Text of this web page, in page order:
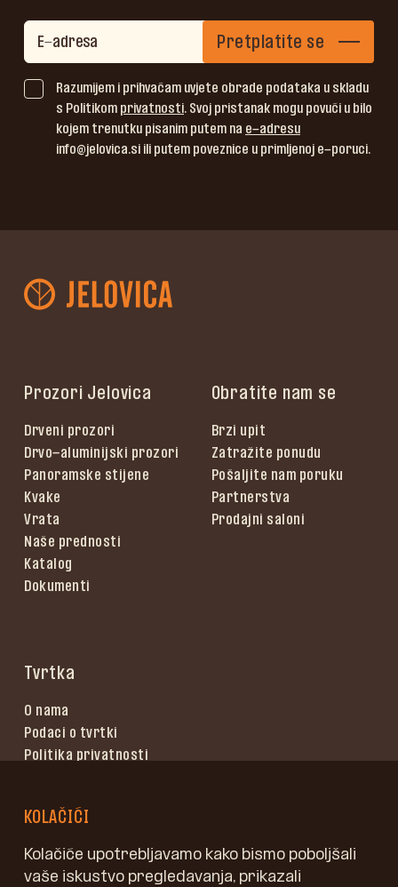
Razumijem i prihvaćam uvjete obrade podataka u skladu
s Politikom privatnosti. Svoj pristanak mogu povući u bilo
kojem trenutku pisanim putem na e-adresu
info@jelovica.si ili putem poveznice u primljenoj e-poruci.
Pretplatite se
Prozori Jelovica
Drveni prozori
Drvo-aluminijski prozori
Panoramske stijene
Kvake
Vrata
Naše prednosti
Katalog
Dokumenti
Obratite nam se
Brzi upit
Zatražite ponudu
Pošaljite nam poruku
Partnerstva
Prodajni saloni
Tvrtka
O nama
Podaci o tvrtki
Politika privatnosti
KOLAČIĆI
Kolačiće upotrebljavamo kako bismo poboljšali
vaše iskustvo pregledavanja, prikazali